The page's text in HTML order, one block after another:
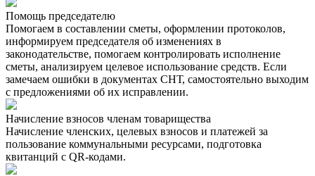
Помощь председателю
Помогаем в составлении сметы, оформлении протоколов,
информируем председателя об изменениях в
законодательстве, помогаем контролировать исполнение
сметы, анализируем целевое использование средств. Если
замечаем ошибки в документах СНТ, самостоятельно выходим
с предложениями об их исправлении.
Начисление взносов членам товарищества
Начисление членских, целевых взносов и платежей за
пользование коммунальными ресурсами, подготовка
квитанций с QR-кодами.